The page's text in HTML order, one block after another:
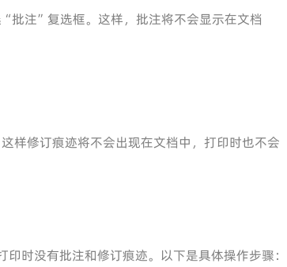
注”复选框。这样，批注将不会显示在文档
修订痕迹将不会出现在文档中，打印时也不会
时没有批注和修订痕迹。以下是具体操作步骤：